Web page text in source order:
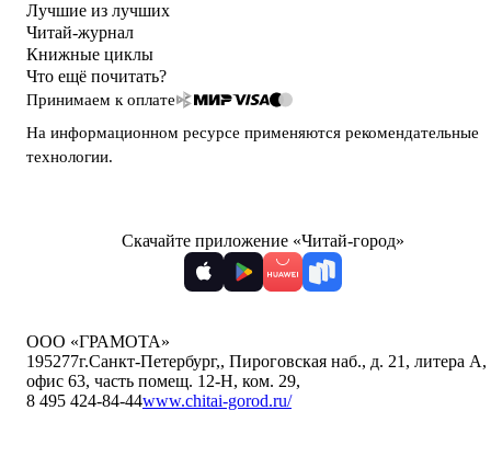
Лучшие из лучших
Читай-журнал
Книжные циклы
Что ещё почитать?
Принимаем к оплате
На информационном ресурсе применяются рекомендательные
технологии.
Скачайте приложение «Читай-город»
ООО «ГРАМОТА»
195277г.Санкт-Петербург,, Пироговская наб., д. 21, литера А,
офис 63, часть помещ. 12-Н, ком. 29,
8 495 424-84-44www.chitai-gorod.ru/